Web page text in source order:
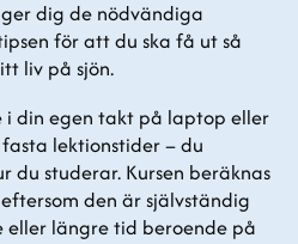
dig de nödvändiga
för att du ska få ut så
liv på sjön.
i din egen takt på laptop eller
lektionstider – du
du studerar. Kursen beräknas
den är självständig
längre tid beroende på